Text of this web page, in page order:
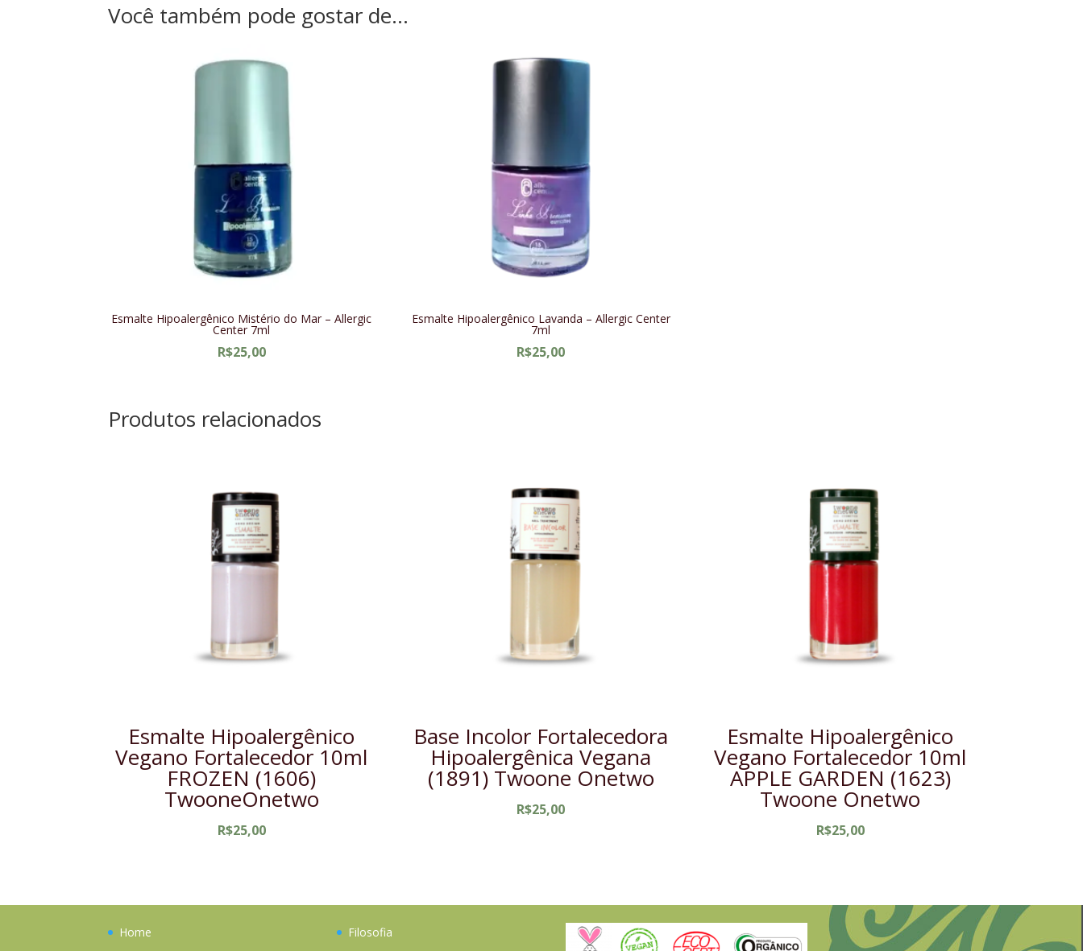
Você também pode gostar de…
Esmalte Hipoalergênico Mistério do Mar – Allergic
Center 7ml
R$25,00
Esmalte Hipoalergênico Lavanda – Allergic Center
7ml
R$25,00
Produtos relacionados
Esmalte Hipoalergênico
Vegano Fortalecedor 10ml
FROZEN (1606)
TwooneOnetwo
R$25,00
Base Incolor Fortalecedora
Hipoalergênica Vegana
(1891) Twoone Onetwo
R$25,00
Esmalte Hipoalergênico
Vegano Fortalecedor 10ml
APPLE GARDEN (1623)
Twoone Onetwo
R$25,00
Home
Filosofia